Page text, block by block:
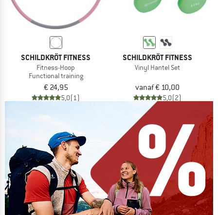
SCHILDKRÖT FITNESS
Fitness-Hoop
Functional training
€ 24,95
5,0(1)
SCHILDKRÖT FITNESS
Vinyl Hantel Set
vanaf € 10,00
5,0(2)